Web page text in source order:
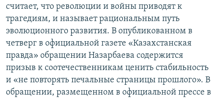
считает, что революции и войны приводят к
трагедиям, и называет рациональным путь
эволюционного развития. В опубликованном в
четверг в официальной газете «Казахстанская
правда» обращении Назарбаева содержится
призыв к соотечественникам ценить стабильность
и «не повторять печальные страницы прошлого». В
обращении, размещенном в официальной прессе в